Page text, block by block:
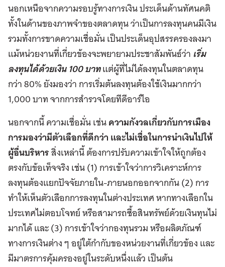
นอกเหนือจากความรอบรู้ทางการเงิน ประเด็นด้านทัศนคติ
ทั้งในด้านของภาพจำของตลาดทุน ว่าเป็นการลงทุนคนมีเงิน
รวมทั้งการขาดความเชื่อมั่น เป็นประเด็นอุปสรรครองลงมา
แม้หน่วยงานที่เกี่ยวข้องจะพยายามประชาสัมพันธ์ว่าเริ่ม
ลงทุนได้ด้วยเงิน100 บาทแต่ผู้ที่ไม่ได้ลงทุนในตลาดทุน
กว่า 80% ยังมองว่า การเริ่มต้นลงทุนต้องใช้เงินมากกว่า
1,000 บาท จากการสำรวจโดยทีดีอาร์ไอ
นอกจากนี้ ความเชื่อมั่น เช่นความกังวลเกี่ยวกับการเมือง
การมองว่ามีตัวเลือกที่ดีกว่าและไม่เชื่อในการนำเงินไปให้
ผู้อื่นบริหารสิ่งเหล่านี้ ต้องการปรับความเข้าใจให้ถูกต้อง
ตรงกับข้อเท็จจริง เช่น (1) การเข้าใจว่าการวิเคราะห์การ
ลงทุนต้องแยกปัจจัยภายใน-ภายนอกออกจากกัน (2) การ
ทำให้เห็นตัวเลือกการลงทุนในต่างประเทศ หากทางเลือกใน
ประเทศไม่ตอบโจทย์ หรือสามารถซื้อสินทรัพย์ด้วยเงินทุนไม่
มากได้ และ (3) การเข้าใจว่ากองทุนรวม หรือผลิตภัณฑ์
ทางการเงินต่าง ๆ อยู่ใต้กำกับของหน่วยงานที่เกี่ยวข้อง และ
มีมาตรการคุ้มครองอยู่ในระดับหนึ่งแล้ว เป็นต้น